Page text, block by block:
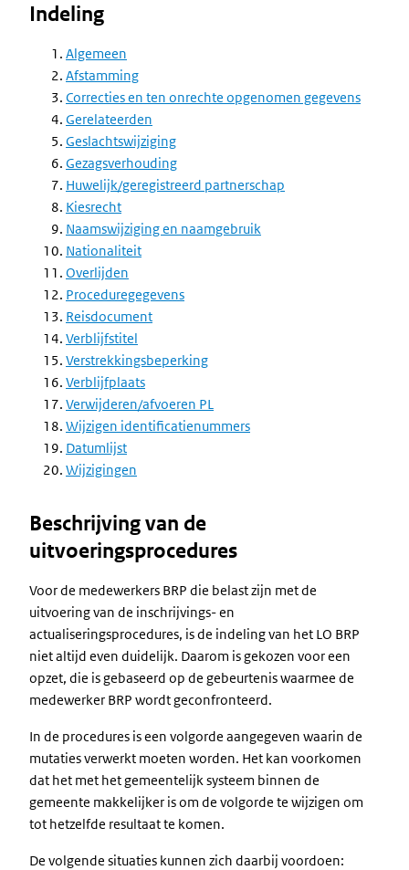
Indeling
Algemeen
Afstamming
Correcties en ten onrechte opgenomen gegevens
Gerelateerden
Geslachtswijziging
Gezagsverhouding
Huwelijk/geregistreerd partnerschap
Kiesrecht
Naamswijziging en naamgebruik
Nationaliteit
Overlijden
Proceduregegevens
Reisdocument
Verblijfstitel
Verstrekkingsbeperking
Verblijfplaats
Verwijderen/afvoeren PL
Wijzigen identificatienummers
Datumlijst
Wijzigingen
Beschrijving van de
uitvoeringsprocedures
Voor de medewerkers BRP die belast zijn met de
uitvoering van de inschrijvings- en
actualiseringsprocedures, is de indeling van het LO BRP
niet altijd even duidelijk. Daarom is gekozen voor een
opzet, die is gebaseerd op de gebeurtenis waarmee de
medewerker BRP wordt geconfronteerd.
In de procedures is een volgorde aangegeven waarin de
mutaties verwerkt moeten worden. Het kan voorkomen
dat het met het gemeentelijk systeem binnen de
gemeente makkelijker is om de volgorde te wijzigen om
tot hetzelfde resultaat te komen.
De volgende situaties kunnen zich daarbij voordoen: